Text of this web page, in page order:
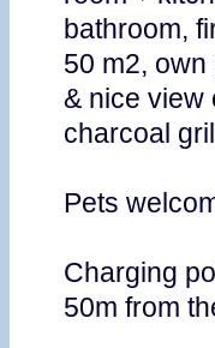
bathroom,
50 m2,
& nice view
charcoal
Pets
Charging
50m from